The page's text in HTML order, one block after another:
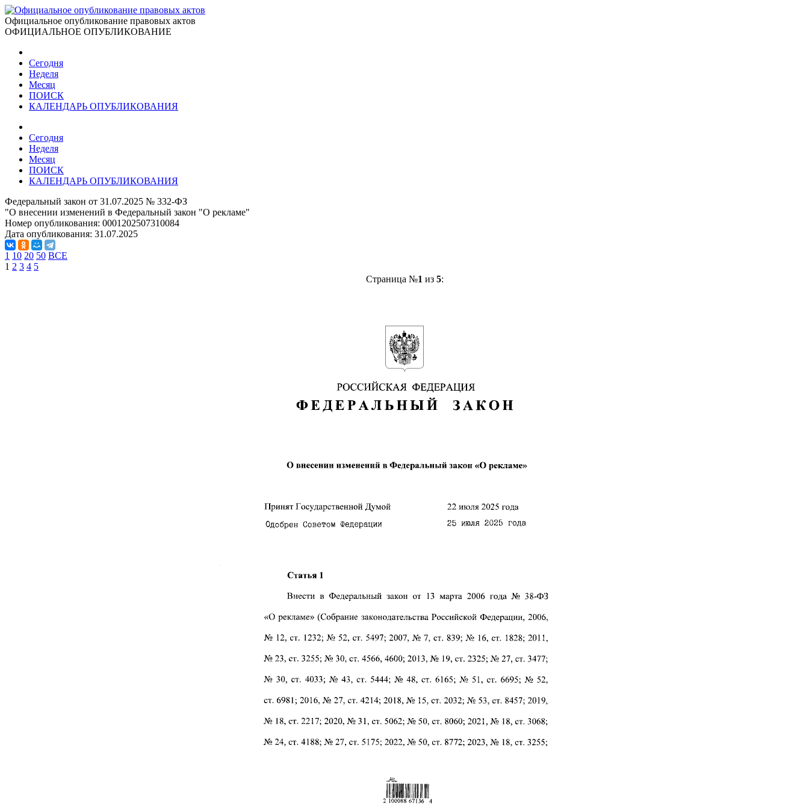
Официальное опубликование правовых актов
ОФИЦИАЛЬНОЕ ОПУБЛИКОВАНИЕ
Сегодня
Неделя
Месяц
ПОИСК
КАЛЕНДАРЬ ОПУБЛИКОВАНИЯ
Сегодня
Неделя
Месяц
ПОИСК
КАЛЕНДАРЬ ОПУБЛИКОВАНИЯ
Федеральный закон от 31.07.2025 № 332-ФЗ
"О внесении изменений в Федеральный закон "О рекламе"
Номер опубликования: 0001202507310084
Дата опубликования: 31.07.2025
1 10 20 50 ВСЕ
1 2 3 4 5
Страница №1 из 5: